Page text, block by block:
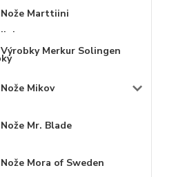
Nože Marttiini
Výrobky Merkur Solingen
Nože Mikov
Nože Mr. Blade
Nože Mora of Sweden